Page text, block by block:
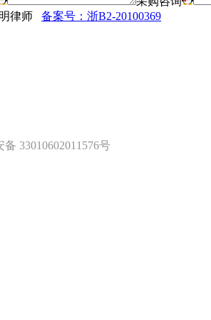
律师 备案号：浙B2-20100369
33010602011576号